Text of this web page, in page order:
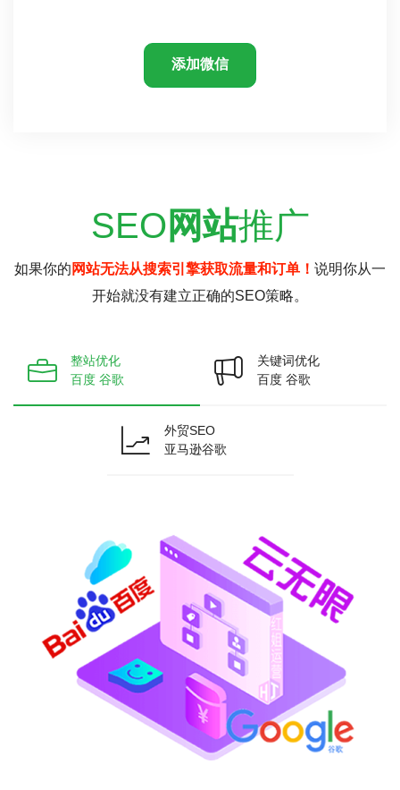
添加微信
SEO 网站推广
如果你的 网站无法从搜索引擎获取流量和订单！ 说明你从一
开始就没有建立正确的SEO策略。
整站优化
百度 谷歌
关键词优化
百度 谷歌
外贸SEO
亚马逊谷歌